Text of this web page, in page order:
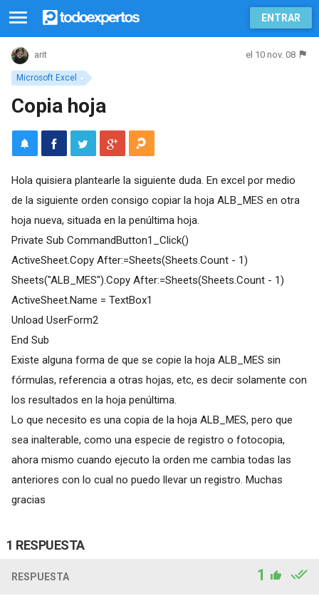
ENTRAR
Microsoft Excel
arit el 10 nov. 08
Copia hoja
Hola quisiera plantearle la siguiente duda. En excel por medio
de la siguiente orden consigo copiar la hoja ALB_MES en otra
hoja nueva, situada en la penúltima hoja.
Private Sub CommandButton1_Click()
ActiveSheet.Copy After:=Sheets(Sheets.Count - 1)
Sheets("ALB_MES").Copy After:=Sheets(Sheets.Count - 1)
ActiveSheet.Name = TextBox1
Unload UserForm2
End Sub
Existe alguna forma de que se copie la hoja ALB_MES sin
fórmulas, referencia a otras hojas, etc, es decir solamente con
los resultados en la hoja penúltima.
Lo que necesito es una copia de la hoja ALB_MES, pero que
sea inalterable, como una especie de registro o fotocopia,
ahora mismo cuando ejecuto la orden me cambia todas las
anteriores con lo cual no puedo llevar un registro. Muchas
gracias
1 RESPUESTA
RESPUESTA 1